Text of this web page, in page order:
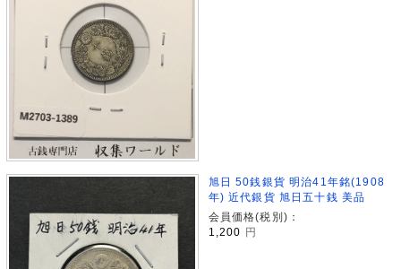
旭日 50銭銀貨 明治41年銘(1908
年) 近代銀貨 旭日五十銭 美品
会員価格(税別)：
1,200 円